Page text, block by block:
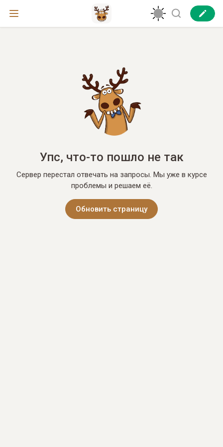
Упс, что-то пошло не так
Сервер перестал отвечать на запросы. Мы уже в курсе
проблемы и решаем её.
Обновить страницу